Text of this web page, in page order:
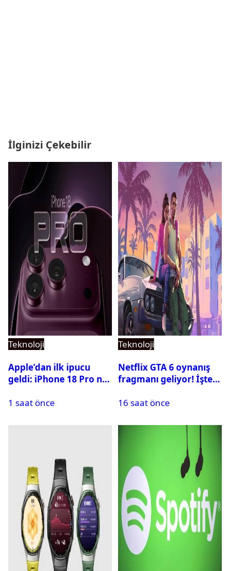
İlginizi Çekebilir
Teknoloji
Apple’dan ilk ipucu
geldi: iPhone 18 Pro ne
1 saat önce
Teknoloji
Netflix GTA 6 oynanış
fragmanı geliyor! İşte
16 saat önce